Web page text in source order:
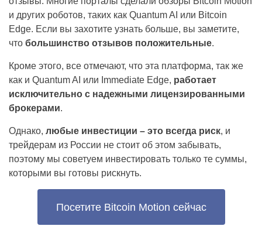
и других роботов, таких как Quantum AI или Bitcoin
Edge. Если вы захотите узнать больше, вы заметите,
что большинство отзывов положительные.
Кроме этого, все отмечают, что эта платформа, так же
как и Quantum AI или Immediate Edge, работает
исключительно с надежными лицензированными
брокерами.
Однако, любые инвестиции – это всегда риск, и
трейдерам из России не стоит об этом забывать,
поэтому мы советуем инвестировать только те суммы,
которыми вы готовы рискнуть.
Посетите Bitcoin Motion сейчас